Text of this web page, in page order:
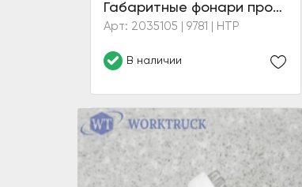
Габаритные фонари противосолнечного козырька (желтые)
Арт: 2035105 | 9781 | HTP
В наличии